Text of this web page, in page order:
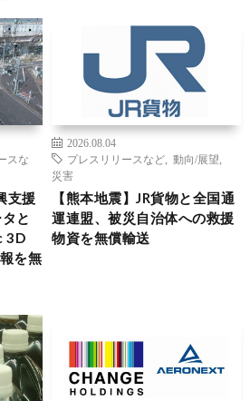
スな
支援
と
3D
を無
2026.08.04
プレスリリースなど
動向/展望
災害
【熊本地震】JR貨物と全国通
運連盟、被災自治体への救援
物資を無償輸送